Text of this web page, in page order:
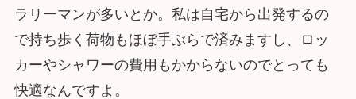
ラリーマンが多いとか。私は自宅から出発するの
で持ち歩く荷物もほぼ手ぶらで済みますし、ロッ
カーやシャワーの費用もかからないのでとっても
快適なんですよ。